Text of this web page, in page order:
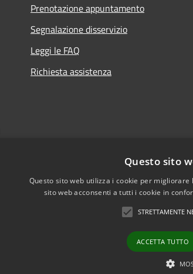
Prenotazione appuntamento
Segnalazione disservizio
Leggi le FAQ
Richiesta assistenza
Questo sito
Questo sito web utilizza i cookie per
sito web acconsenti a tutti i cookie in
STRETTAMENTE
ACCETTA TUTTO